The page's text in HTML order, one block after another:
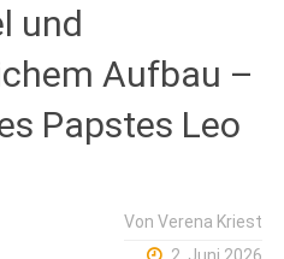
und
Aufbau –
Papstes Leo
Von Verena Kriest